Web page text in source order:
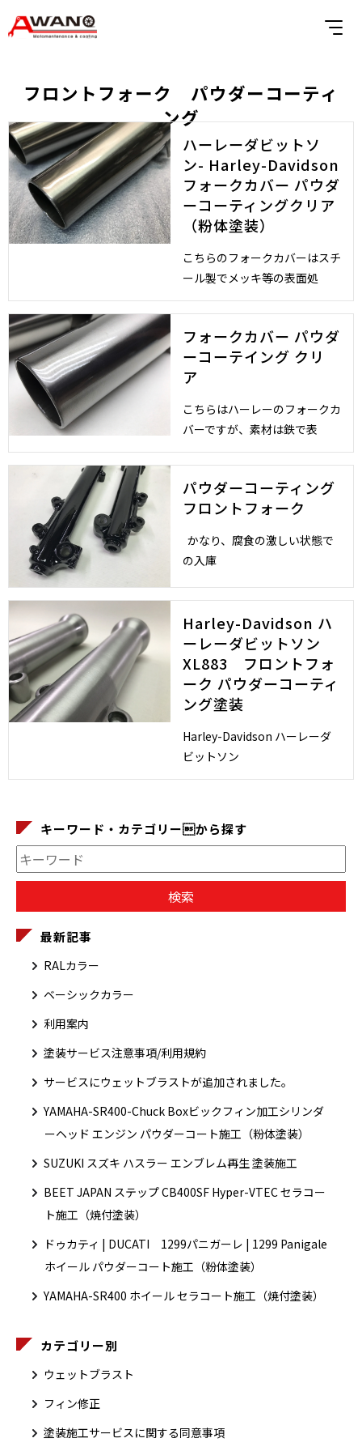
フロントフォーク パウダーコーティ
ング
ハーレーダビットソ
ン- Harley-Davidson
フォークカバー パウダ
ーコーティングクリア
（粉体塗装）
こちらのフォークカバーはスチ
ール製でメッキ等の表面処
フォークカバー パウダ
ーコーテイング クリ
ア
こちらはハーレーのフォークカ
バーですが、素材は鉄で表
パウダーコーティング
フロントフォーク
かなり、腐食の激しい状態で
の入庫
Harley-Davidson ハ
ーレーダビットソン
XL883 フロントフォ
ーク パウダーコーティ
ング塗装
Harley-Davidson ハーレーダ
ビットソン
キーワード・カテゴリーから探す
最新記事
RALカラー
ベーシックカラー
利用案内
塗装サービス注意事項/利用規約
サービスにウェットブラストが追加されました。
YAMAHA-SR400-Chuck Boxビックフィン加工シリンダ
ーヘッド エンジン パウダーコート施工（粉体塗装）
SUZUKI スズキ ハスラー エンブレム再生 塗装施工
BEET JAPAN ステップ CB400SF Hyper-VTEC セラコー
ト施工（焼付塗装）
ドゥカティ | DUCATI 1299パニガーレ | 1299 Panigale
ホイール パウダーコート施工（粉体塗装）
YAMAHA-SR400 ホイール セラコート施工（焼付塗装）
カテゴリー別
ウェットブラスト
フィン修正
塗装施工サービスに関する同意事項